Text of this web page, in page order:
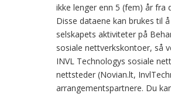
ikke lenger enn 5 (fem) år fra
Disse dataene kan brukes til
selskapets aktiviteter på
sosiale nettverkskontoer, så
INVL Technologys sosiale
nettsteder (Novian.lt,
arrangementspartnere. Du